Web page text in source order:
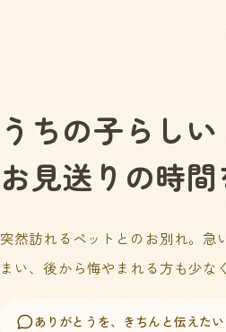
うちの子らしい
お見送りの時間
突然訪れるペットとのお別れ。急
まい、後から悔やまれる方も少な
ありがとうを、きちんと伝えたい